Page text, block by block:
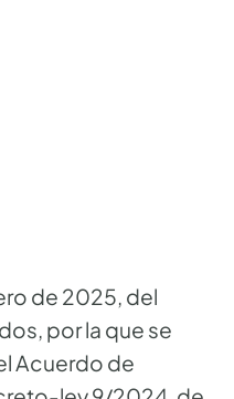
de 2025, del
por la que se
Acuerdo de